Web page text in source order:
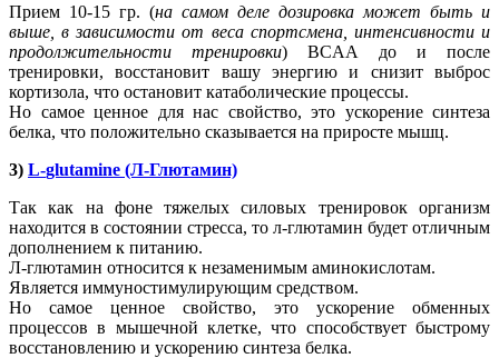
Прием 10-15 гр. (на самом деле дозировка может быть и
выше, в зависимости от веса спортсмена, интенсивности и
продолжительности тренировки) BCAA до и после
тренировки, восстановит вашу энергию и снизит выброс
кортизола, что остановит катаболические процессы.
Но самое ценное для нас свойство, это ускорение синтеза
белка, что положительно сказывается на приросте мышц.
3) L-glutamine (Л-Глютамин)
Так как на фоне тяжелых силовых тренировок организм
находится в состоянии стресса, то л-глютамин будет отличным
дополнением к питанию.
Л-глютамин относится к незаменимым аминокислотам.
Является иммуностимулирующим средством.
Но самое ценное свойство, это ускорение обменных
процессов в мышечной клетке, что способствует быстрому
восстановлению и ускорению синтеза белка.